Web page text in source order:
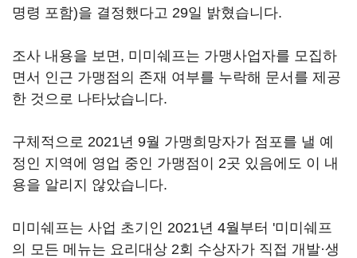
명령 포함)을 결정했다고 29일 밝혔습니다.
조사 내용을 보면, 미미쉐프는 가맹사업자를 모집하
면서 인근 가맹점의 존재 여부를 누락해 문서를 제공
한 것으로 나타났습니다.
구체적으로 2021년 9월 가맹희망자가 점포를 낼 예
정인 지역에 영업 중인 가맹점이 2곳 있음에도 이 내
용을 알리지 않았습니다.
미미쉐프는 사업 초기인 2021년 4월부터 '미미쉐프
의 모든 메뉴는 요리대상 2회 수상자가 직접 개발·생